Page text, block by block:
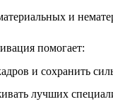
и
помогает:
и сохранить
лучших